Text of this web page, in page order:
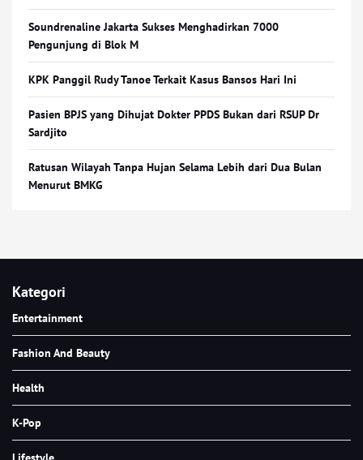
Soundrenaline Jakarta Sukses Menghadirkan 7000
Pengunjung di Blok M
KPK Panggil Rudy Tanoe Terkait Kasus Bansos Hari Ini
Pasien BPJS yang Dihujat Dokter PPDS Bukan dari RSUP Dr
Sardjito
Ratusan Wilayah Tanpa Hujan Selama Lebih dari Dua Bulan
Menurut BMKG
Kategori
Entertainment
Fashion And Beauty
Health
K-Pop